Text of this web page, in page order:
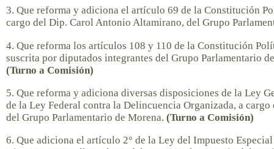
3. Que reforma y adiciona el artículo 69 de la Constitución
cargo del Dip. Carol Antonio Altamirano, del Grupo
4. Que reforma los artículos 108 y 110 de la Constitución
suscrita por diputados integrantes del Grupo Parlamentario
(Turno a Comisión)
5. Que reforma y adiciona diversas disposiciones de la Ley
de la Ley Federal contra la Delincuencia Organizada, a
del Grupo Parlamentario de Morena. (Turno a Comisión)
6. Que adiciona el artículo 2° de la Ley del Impuesto